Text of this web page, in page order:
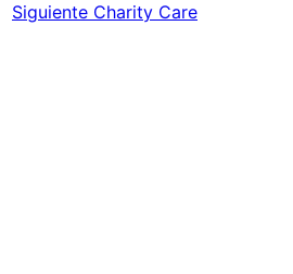
Siguiente Charity Care